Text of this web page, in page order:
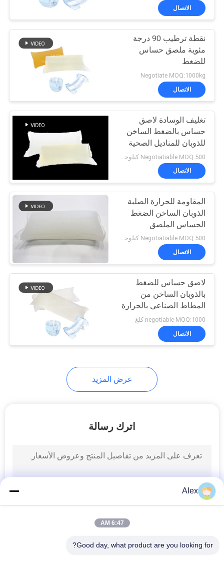
الاتصال
نقطة ترطيب 90 درجة
مئوية ملصق حساس
للضغط
Negotiate MOQ:1000kg
الاتصال
تغليف الوسادة لاصق
حساس بالضغط الساخن
للذوبان للمناديل الصحية
الاتصال
المقاومة للحرارة الصلبة
الذوبان الساخن الضغط
الحساس الملصق
للضمادات غير المنسوجة Negotiatiable MOQ:500 كيلوجرام
الاتصال
لاصق حساس للضغط
بالذوبان الساخن من
المطاط الصناعي بالحرارة
للأنسجة غير المنسوجة
التي يمكن التخلص منها
negotiable MOQ:1000 كلغ
الاتصال
عرض المزيد
اترك رسالة
Alex
6:47 AM
Good day, what product are you looking for?